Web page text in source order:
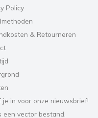
Policy
& Retourneren
je in voor onze nieuwsbrief!
een vector bestand.